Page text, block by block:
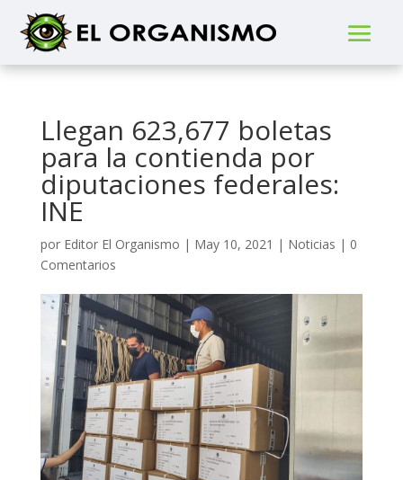
Llegan 623,677 boletas
para la contienda por
diputaciones federales:
INE
por Editor El Organismo | May 10, 2021 | Noticias | 0
Comentarios